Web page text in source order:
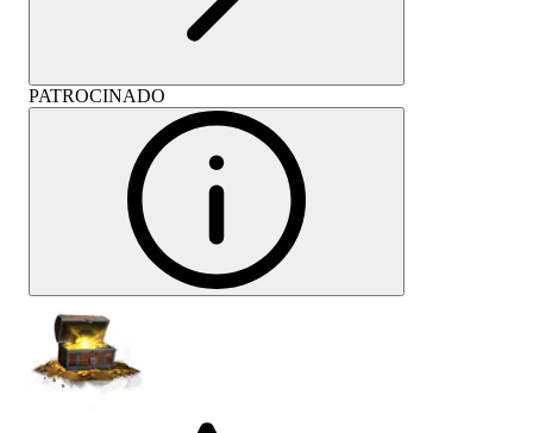
PATROCINADO